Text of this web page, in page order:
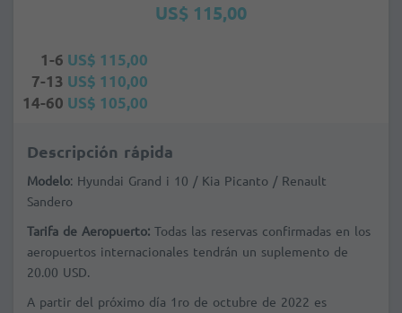
US$ 115,00
1-6 US$ 115,00
7-13 US$ 110,00
14-60 US$ 105,00
Descripción rápida
Modelo: Hyundai Grand i 10 / Kia Picanto / Renault
Sandero
Tarifa de Aeropuerto: Todas las reservas confirmadas en los
aeropuertos internacionales tendrán un suplemento de
20.00 USD.
A partir del próximo día 1ro de octubre de 2022 es